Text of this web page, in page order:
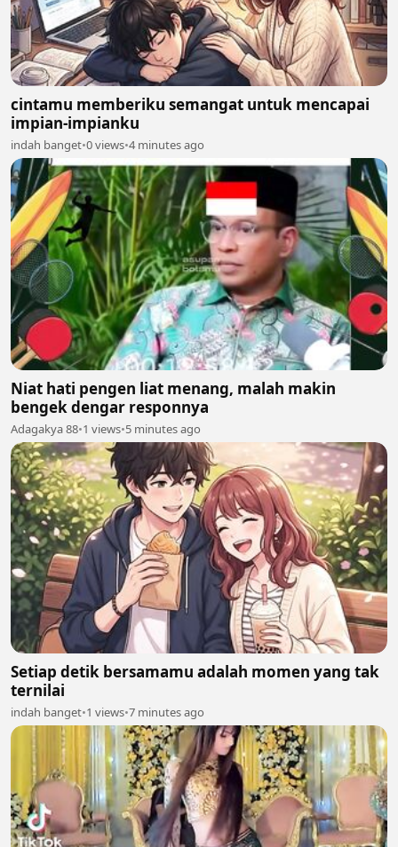
cintamu memberiku semangat untuk mencapai
impian-impianku
indah banget•0 views•4 minutes ago
Niat hati pengen liat menang, malah makin
bengek dengar responnya
Adagakya 88•1 views•5 minutes ago
Setiap detik bersamamu adalah momen yang tak
ternilai
indah banget•1 views•7 minutes ago